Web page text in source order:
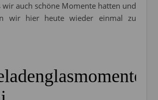
wir auch schöne Momente hatten und
wir hier heute wieder einmal zu